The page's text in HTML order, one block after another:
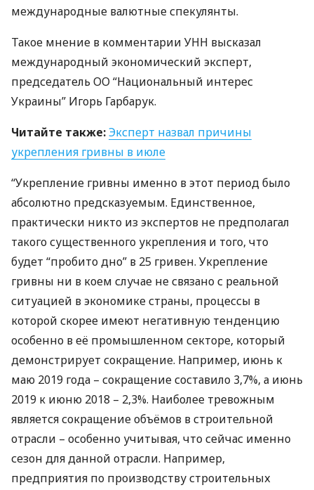
международные валютные спекулянты.
Такое мнение в комментарии УНН высказал
международный экономический эксперт,
председатель ОО “Национальный интерес
Украины” Игорь Гарбарук.
Читайте также:Эксперт назвал причины
укрепления гривны в июле
“Укрепление гривны именно в этот период было
абсолютно предсказуемым. Единственное,
практически никто из экспертов не предполагал
такого существенного укрепления и того, что
будет “пробито дно” в 25 гривен. Укрепление
гривны ни в коем случае не связано с реальной
ситуацией в экономике страны, процессы в
которой скорее имеют негативную тенденцию
особенно в её промышленном секторе, который
демонстрирует сокращение. Например, июнь к
маю 2019 года – сокращение составило 3,7%, а июнь
2019 к июню 2018 – 2,3%. Наиболее тревожным
является сокращение объёмов в строительной
отрасли – особенно учитывая, что сейчас именно
сезон для данной отрасли. Например,
предприятия по производству строительных